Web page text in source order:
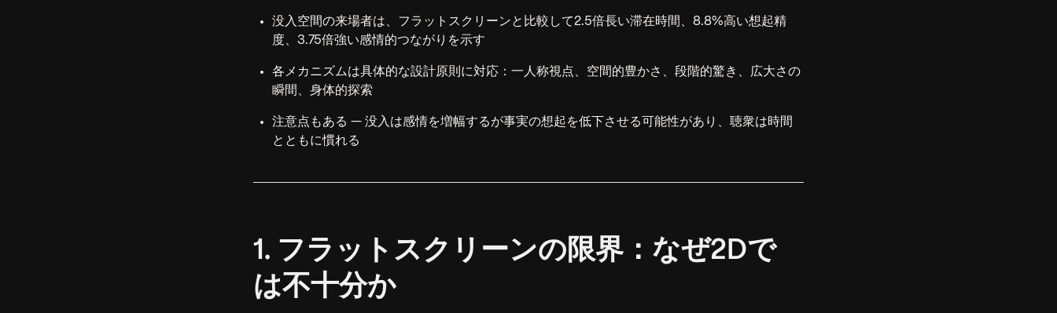
没入空間の来場者は、フラットスクリーンと比較して2.5倍長い滞在時間、8.8%高い想起精
度、3.75倍強い感情的つながりを示す
各メカニズムは具体的な設計原則に対応：一人称視点、空間的豊かさ、段階的驚き、広大さの
瞬間、身体的探索
注意点もある — 没入は感情を増幅するが事実の想起を低下させる可能性があり、聴衆は時間
とともに慣れる
1. フラットスクリーンの限界：なぜ2Dで
は不十分か